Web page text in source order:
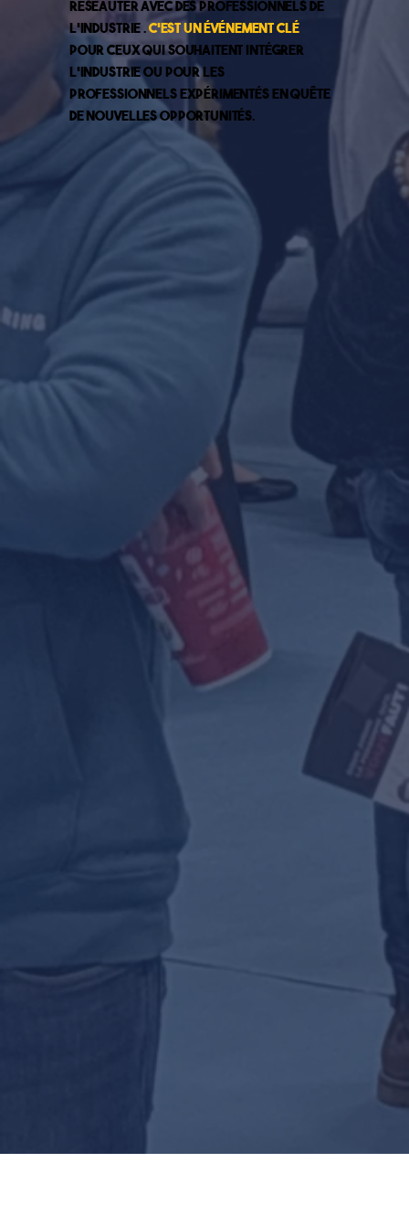
réseauter avec des professionnels de
l’industrie .C’est un événement clé
pour ceux qui souhaitent intégrer
l’industrie ou pour les
professionnels expérimentés en quête
de nouvelles opportunités.